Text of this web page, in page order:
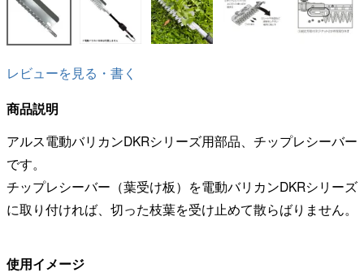
レビューを見る・書く
商品説明
アルス電動バリカンDKRシリーズ用部品、チップレシーバー
です。
チップレシーバー（葉受け板）を電動バリカンDKRシリーズ
に取り付ければ、切った枝葉を受け止めて散らばりません。
使用イメージ